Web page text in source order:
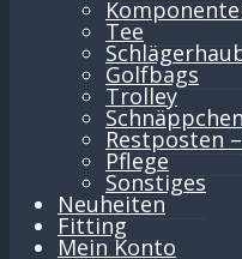
Tee
Golfbags
Trolley
Schnäppchen
Restposten
Pflege
Sonstiges
Neuheiten
Fitting
Mein Konto